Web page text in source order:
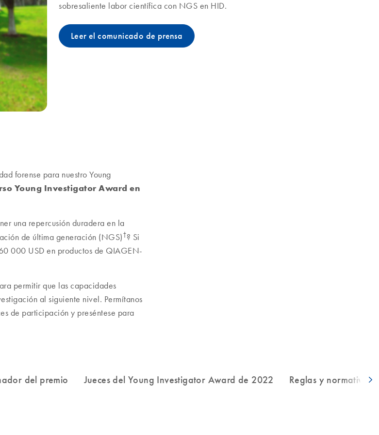
sobresaliente labor científica con NGS en HID.
Leer el comunicado de prensa
forense para nuestro Young
Young Investigator Award en
una repercusión duradera en la
de última generación (NGS)†? Si
000 USD en productos de QIAGEN-
permitir que las capacidades
al siguiente nivel. Permítanos
de participación y preséntese para